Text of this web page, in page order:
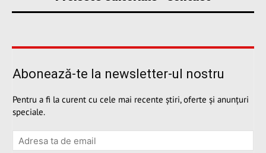
Abonează-te la newsletter-ul nostru
Pentru a fi la curent cu cele mai recente știri, oferte și anunțuri
speciale.